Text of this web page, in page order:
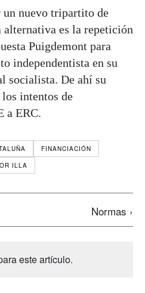
un nuevo tripartito de
alternativa es la repetición
Puigdemont para
independentista en su
socialista. De ahí su
intentos de
a ERC.
FINANCIACIÓN
ILLA
Normas ›
este artículo.